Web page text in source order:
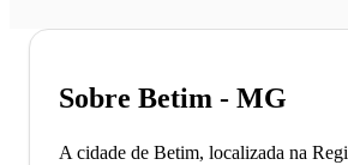
Sobre Betim - MG
A cidade de Betim, localizada na